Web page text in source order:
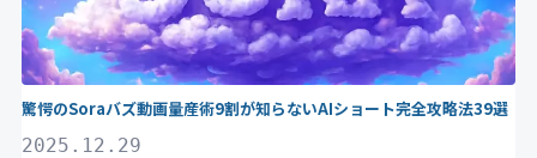
驚愕のSoraバズ動画量産術9割が知らないAIショート完全攻略法39選
2025.12.29